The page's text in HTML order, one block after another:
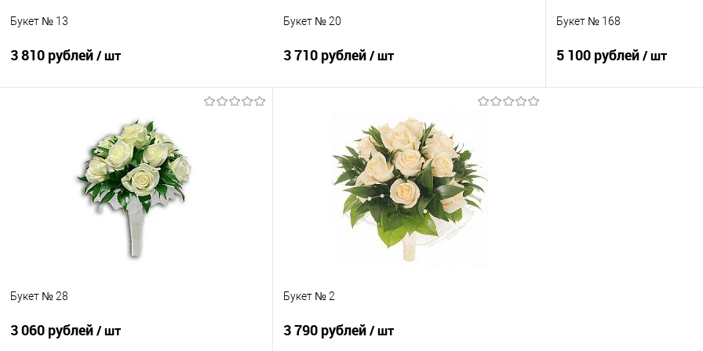
Букет № 13
3 810 рублей/ шт
В корзину
Купить в 1 клик
Сравнение
В избранное
Под заказ
Букет № 20
3 710 рублей/ шт
В корзину
Купить в 1 клик
Сравнение
В избранное
Под заказ
Букет № 168
5 100 рублей/ шт
Букет № 28
3 060 рублей/ шт
Букет № 2
3 790 рублей/ шт